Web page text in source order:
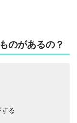
のがあるの？
る